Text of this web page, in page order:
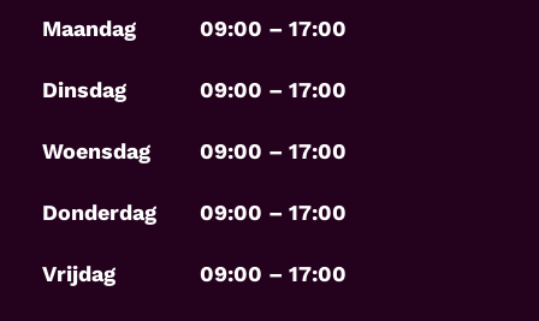
Maandag 09:00 – 17:00
Dinsdag 09:00 – 17:00
Woensdag 09:00 – 17:00
Donderdag 09:00 – 17:00
Vrijdag 09:00 – 17:00